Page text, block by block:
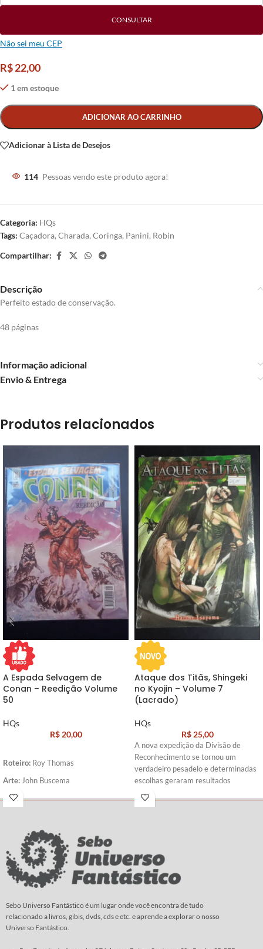
CONSULTAR
Não sei meu CEP
R$22,00
1 em estoque
ADICIONAR AO CARRINHO
Alternative:
Adicionar à Lista de Desejos
114 Pessoas vendo este produto agora!
Categoria: HQs
Tags: Caçadora, Charada, Coringa, Panini, Robin
Compartilhar:
Descrição
Perfeito estado de conservação.
48 páginas
Informação adicional
Envio & Entrega
Produtos relacionados
A Espada Selvagem de
Conan – Reedição Volume
50
HQs
R$20,00
Roteiro: Roy Thomas
Arte: John Buscema
Ataque dos Titãs, Shingeki
no Kyojin – Volume 7
(Lacrado)
HQs
R$25,00
A nova expedição da Divisão de
Reconhecimento se tornou um
verdadeiro pesadelo e determinadas
escolhas geraram resultados
irreparáveis…
Roteiro e
Sebo Universo Fantástico é um lugar onde você encontra de tudo
relacionado a livros, gibis, dvds, cds e etc. e aprende a explorar o nosso
Universo Fantástico.